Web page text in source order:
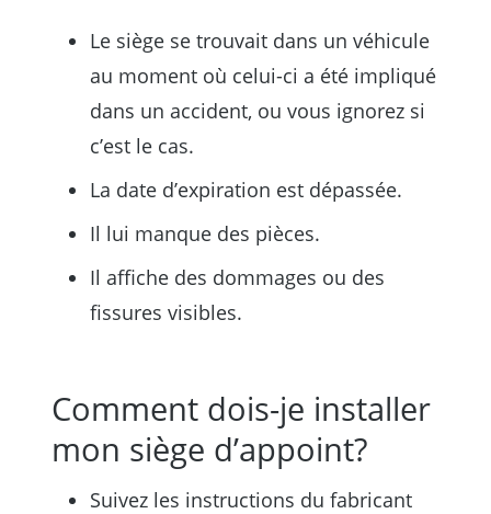
Le siège se trouvait dans un véhicule
au moment où celui-ci a été impliqué
dans un accident, ou vous ignorez si
c’est le cas.
La date d’expiration est dépassée.
Il lui manque des pièces.
Il affiche des dommages ou des
fissures visibles.
Comment dois-je installer
mon siège d’appoint?
Suivez les instructions du fabricant